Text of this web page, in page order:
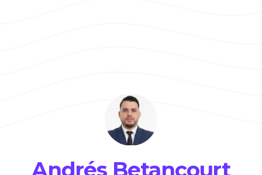
Andrés Betancourt